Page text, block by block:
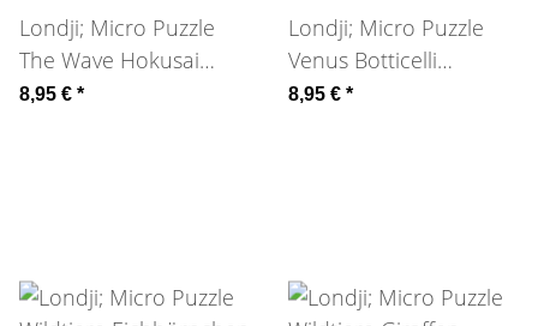
Londji; Micro Puzzle
The Wave Hokusai
150Teile
8,95 € *
Londji; Micro Puzzle
Venus Botticelli
150Teile
8,95 € *